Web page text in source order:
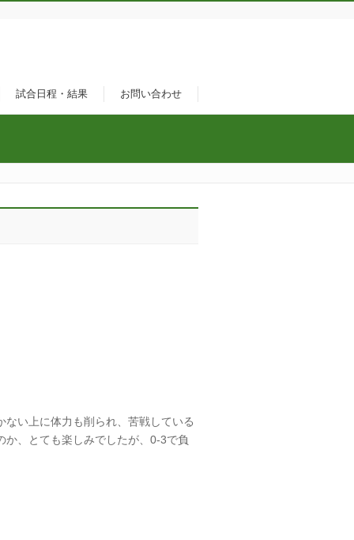
試合日程・結果 お問い合わせ
い上に体力も削られ、苦戦している
、とても楽しみでしたが、0-3で負